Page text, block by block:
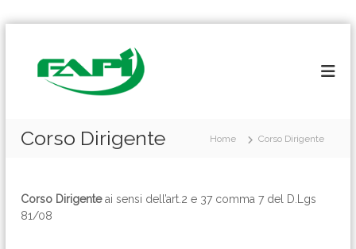
Corso Dirigente Home Corso Dirigente
Corso Dirigenteai sensi dell’art.2 e 37 comma 7 del D.Lgs
81/08